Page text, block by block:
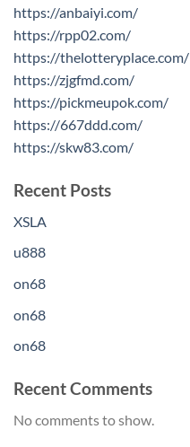
https://anbaiyi.com/
https://rpp02.com/
https://thelotteryplace.com/
https://zjgfmd.com/
https://pickmeupok.com/
https://667ddd.com/
https://skw83.com/
Recent Posts
XSLA
u888
on68
on68
on68
Recent Comments
No comments to show.